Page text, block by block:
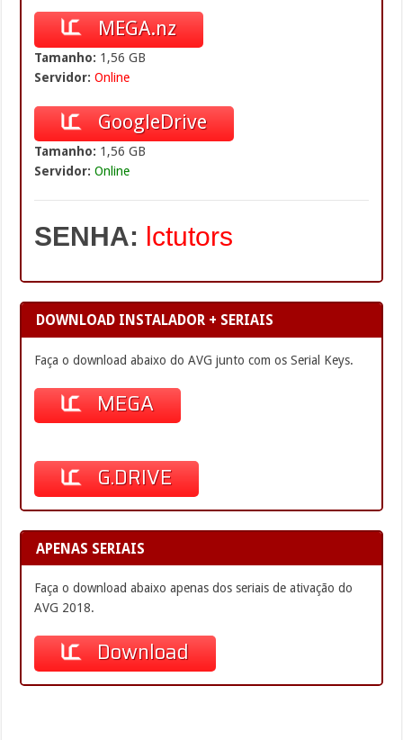
MEGA.nz
Tamanho: 1,56 GB
Servidor: Online
GoogleDrive
Tamanho: 1,56 GB
Servidor: Online
SENHA: lctutors
DOWNLOAD INSTALADOR + SERIAIS
Faça o download abaixo do AVG junto com os Serial Keys.
MEGA
G.DRIVE
APENAS SERIAIS
Faça o download abaixo apenas dos seriais de ativação do
AVG 2018.
Download